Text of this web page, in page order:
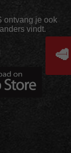
ontvang je ook
vindt.
🥩